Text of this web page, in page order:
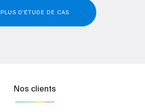
PLUS D'ÉTUDE DE CAS
Nos clients